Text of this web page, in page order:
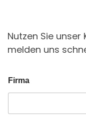
Nutzen Sie
melden uns
Firma